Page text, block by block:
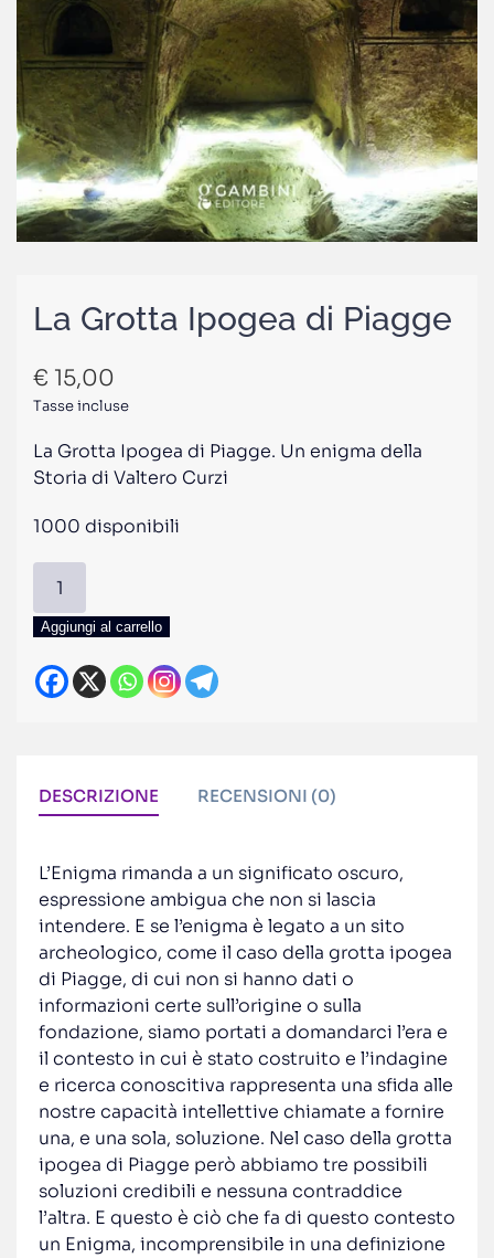
La Grotta Ipogea di Piagge
€ 15,00
Tasse incluse
La Grotta Ipogea di Piagge. Un enigma della
Storia di Valtero Curzi
1000 disponibili
Grotta
Ipogea
Piagge
Aggiungi al carrello
DESCRIZIONE RECENSIONI (0)
L’Enigma rimanda a un significato oscuro,
espressione ambigua che non si lascia
intendere. E se l’enigma è legato a un sito
archeologico, come il caso della grotta ipogea
di Piagge, di cui non si hanno dati o
informazioni certe sull’origine o sulla
fondazione, siamo portati a domandarci l’era e
il contesto in cui è stato costruito e l’indagine
e ricerca conoscitiva rappresenta una sfida alle
nostre capacità intellettive chiamate a fornire
una, e una sola, soluzione. Nel caso della grotta
ipogea di Piagge però abbiamo tre possibili
soluzioni credibili e nessuna contraddice
l’altra. E questo è ciò che fa di questo contesto
un Enigma, incomprensibile in una definizione